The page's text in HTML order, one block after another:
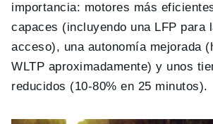
importancia: motores más
capaces (incluyendo una LFP para
acceso), una autonomía mejorada
WLTP aproximadamente) y unos
reducidos (10-80% en 25 minutos).